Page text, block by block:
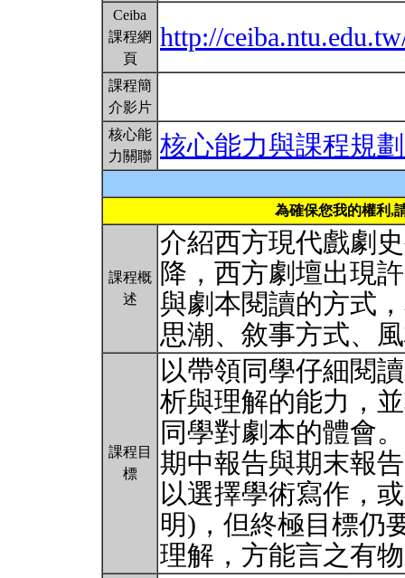
Ceiba
課程網
頁
http://
課程簡
介影片
核心能
力關聯 核心能力與課程規
為確保您我的權利,
課程概
述
介紹西方現代戲劇
降，西方劇壇出現
與劇本閱讀的方式
思潮、敘事方式、
課程目
標
以帶領同學仔細閱
析與理解的能力，
同學對劇本的體會。
期中報告與期末報
以選擇學術寫作，
明)，但終極目標仍
理解，方能言之有